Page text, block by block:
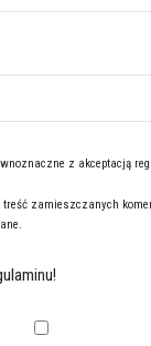
z akceptacją
zamieszczanych